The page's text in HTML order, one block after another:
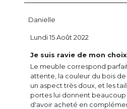
Danielle
Je suis ravie de mon choix
Le meuble correspond
attente, la couleur du bois
un aspect très doux, et les
portes lui donnent beaucoup
d'avoir acheté en
Lundi 15 Août 2022